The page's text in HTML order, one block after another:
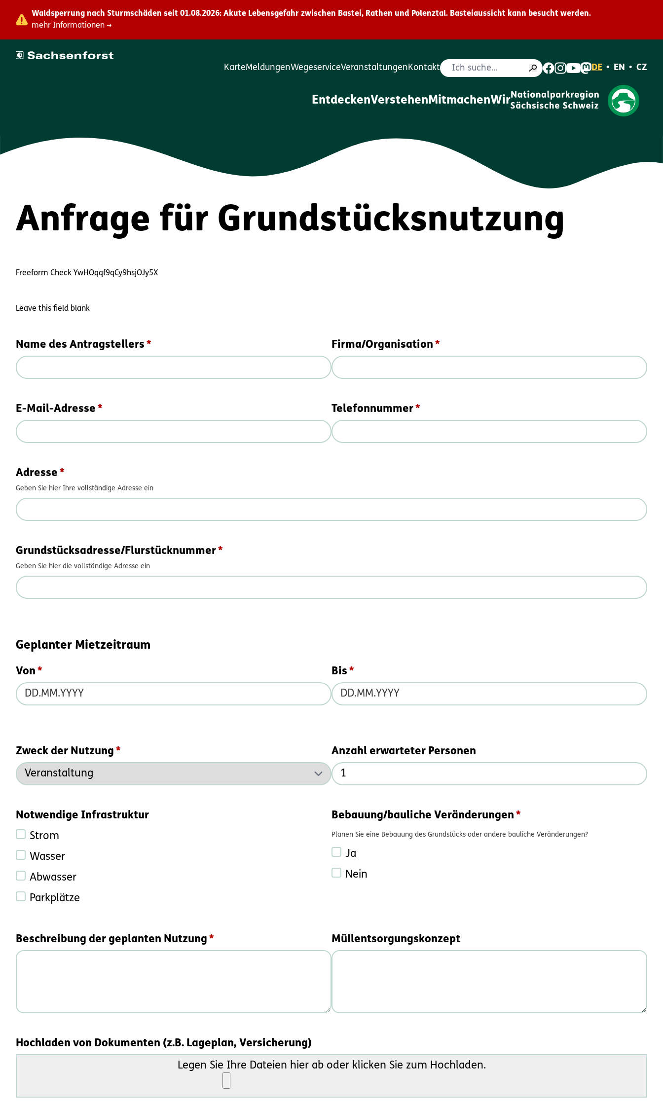
Waldsperrung nach Sturmschäden seit 01.08.2026: Akute Lebensgefahr zwischen Bastei, Rathen und Polenztal. Basteiaussicht kann besucht werden.
mehr Informationen →
KarteMeldungenWegeserviceVeranstaltungenKontaktSuche DE • EN • CZ
EntdeckenVerstehenMitmachenWir
Anfrage für Grundstücksnutzung
Freeform Check
Leave this field blank
Name des Antragstellers Firma/Organisation
E-Mail-Adresse Telefonnummer
Adresse
Geben Sie hier Ihre vollständige Adresse ein
Grundstücksadresse/Flurstücknummer
Geben Sie hier die vollständige Adresse ein
Geplanter Mietzeitraum
Von Bis
Zweck der Nutzung Anzahl erwarteter Personen
Notwendige Infrastruktur
Strom
Wasser
Abwasser
Parkplätze
Bebauung/bauliche Veränderungen
Planen Sie eine Bebauung des Grundstücks oder andere bauliche Veränderungen?
Ja
Nein
Beschreibung der geplanten Nutzung Müllentsorgungskonzept
Hochladen von Dokumenten (z.B. Lageplan, Versicherung)
Legen Sie Ihre Dateien hier ab oder klicken Sie zum Hochladen.